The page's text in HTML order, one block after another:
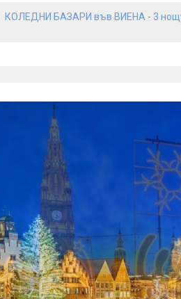
КОЛЕДНИ БАЗАРИ във ВИЕНА - 3